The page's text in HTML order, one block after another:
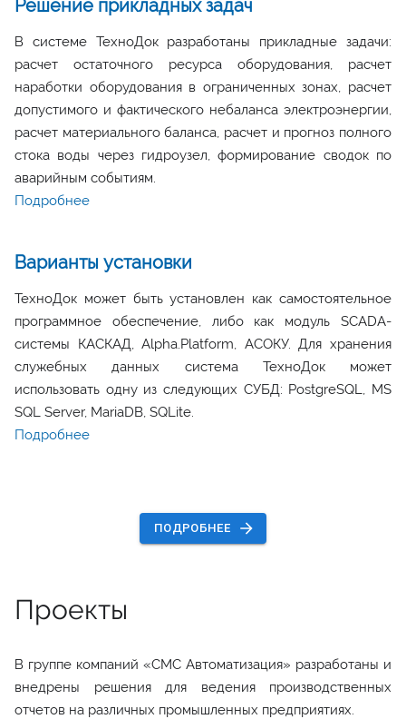
Решение прикладных задач
В системе ТехноДок разработаны прикладные задачи:
расчет остаточного ресурса оборудования, расчет
наработки оборудования в ограниченных зонах, расчет
допустимого и фактического небаланса электроэнергии,
расчет материального баланса, расчет и прогноз полного
стока воды через гидроузел, формирование сводок по
аварийным событиям.
Подробнее
Варианты установки
ТехноДок может быть установлен как самостоятельное
программное обеспечение, либо как модуль SCADA-
системы КАСКАД, Alpha.Platform, АСОКУ. Для хранения
служебных данных система ТехноДок может
использовать одну из следующих СУБД: PostgreSQL, MS
SQL Server, MariaDB, SQLite.
Подробнее
ПОДРОБНЕЕ
Проекты
В группе компаний «СМС Автоматизация» разработаны и
внедрены решения для ведения производственных
отчетов на различных промышленных предприятиях.